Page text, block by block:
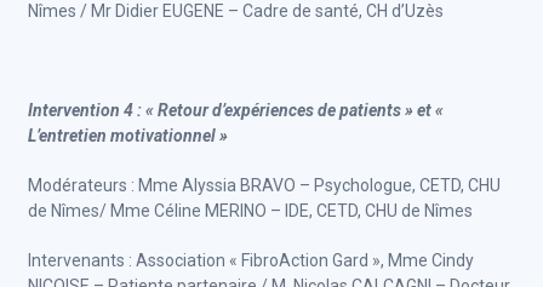
Nîmes / Mr Didier EUGENE – Cadre de santé, CH d’Uzès
Intervention 4 : « Retour d’expériences de patients » et «
L’entretien motivationnel »
Modérateurs : Mme Alyssia BRAVO – Psychologue, CETD, CHU
de Nîmes/ Mme Céline MERINO – IDE, CETD, CHU de Nîmes
Intervenants : Association « FibroAction Gard », Mme Cindy